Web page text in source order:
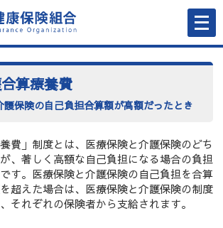
メ
ニ
ュ
ー
開
算療養費
護保険の自己負担合算額が高額だったとき
費」制度とは、医療保険と介護保険のどち
、著しく高額な自己負担になる場合の負担
す。医療保険と介護保険の自己負担を合算
超えた場合は、医療保険と介護保険の制度
それぞれの保険者から支給されます。